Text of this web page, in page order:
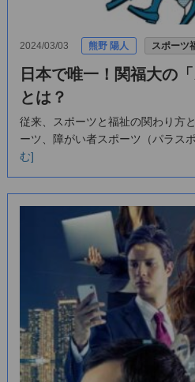
2024/03/03 熊野 陽人 スポーツ
日本で唯一！関福大の
とは？
従来、スポーツと福祉の関わり方
ーツ、障がい者スポーツ（パラス
む]